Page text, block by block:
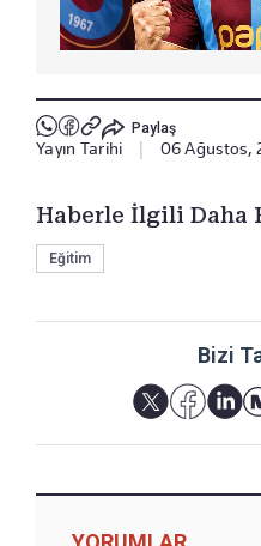
Paylaş
Yayın Tarihi 06 Ağustos,
Haberle İlgili Daha
Eğitim
Bizi